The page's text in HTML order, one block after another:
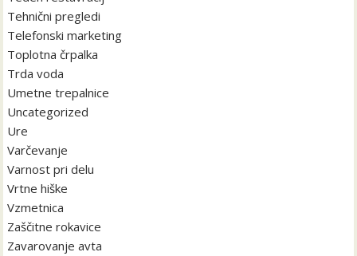
Tehnični pregledi
Telefonski marketing
Toplotna črpalka
Trda voda
Umetne trepalnice
Uncategorized
Ure
Varčevanje
Varnost pri delu
Vrtne hiške
Vzmetnica
Zaščitne rokavice
Zavarovanje avta